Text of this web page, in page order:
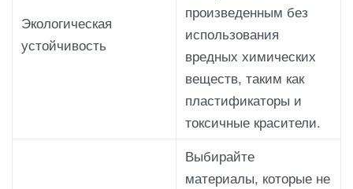
Экологическая
устойчивость
произведенным без
использования
вредных химических
веществ, таким как
пластификаторы и
токсичные красители.
Выбирайте
материалы, которые не